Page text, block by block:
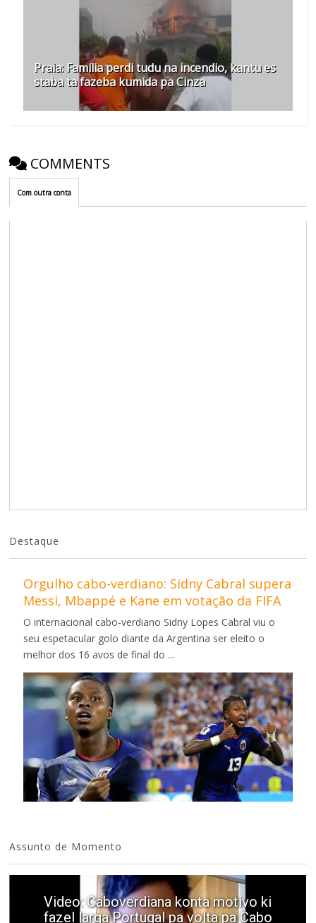
Praia: Família perdi tudu na incendio, kantu es
staba ta fazeba kumida pa Cinza
COMMENTS
Com outra conta
Destaque
Orgulho cabo-verdiano: Sidny Cabral supera
Messi, Mbappé e Kane em votação da FIFA
O internacional cabo-verdiano Sidny Lopes Cabral viu o
seu espetacular golo diante da Argentina ser eleito o
melhor dos 16 avos de final do ...
Assunto de Momento
Video: Mãe e Pai surpreendido na